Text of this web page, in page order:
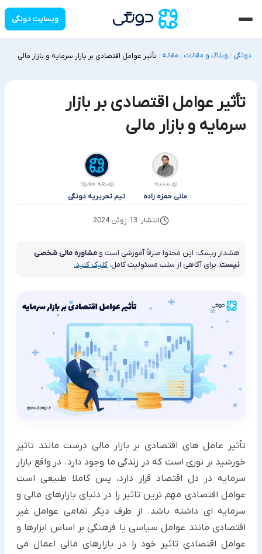
وبسایت دونگی
دونگی /وبلاگ و مقالات /مقاله /تأثیر عوامل اقتصادی بر بازار سرمایه و بازار مالی
تأثیر عوامل اقتصادی بر بازار
سرمایه و بازار مالی
نویسنده:
مانی حمزه زاده
توسعه محتوا:
تیم تحریریه دونگی
انتشار: 13 ژوئن 2024
هشدار ریسک: این محتوا صرفاً آموزشی است و مشاوره مالی شخصی
نیست. برای آگاهی از سلب مسئولیت کامل، کلیک کنید.
تأثیر عامل های اقتصادی بر بازار مالی درست مانند تاثیر
خورشید بر نوری است که در زندگی ما وجود دارد. در واقع بازار
سرمایه در دل اقتصاد قرار دارد، پس کاملا طبیعی است
عوامل اقتصادی مهم ترین تاثیر را در دنیای بازارهای مالی و
سرمایه ای داشته باشد. از طرف دیگر تمامی عوامل غیر
اقتصادی مانند عوامل سیاسی یا فرهنگی بر اساس ابزارها و
عوامل اقتصادی تاثیر خود را در بازارهای مالی اعمال می